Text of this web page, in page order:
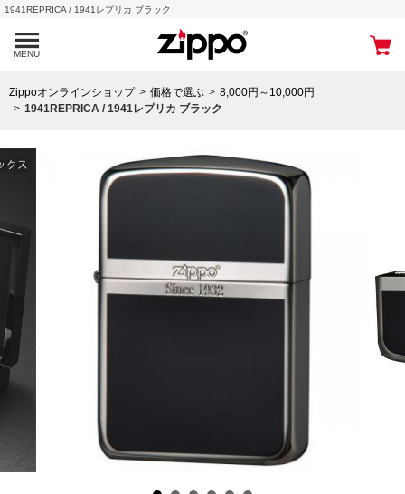
1941REPRICA / 1941レプリカ ブラック
MENU
Zippoオンラインショップ 価格で選ぶ
8,000円～10,000円
1941REPRICA / 1941レプリカ ブラック